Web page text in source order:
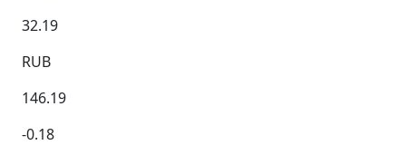
32.19
RUB
146.19
-0.18